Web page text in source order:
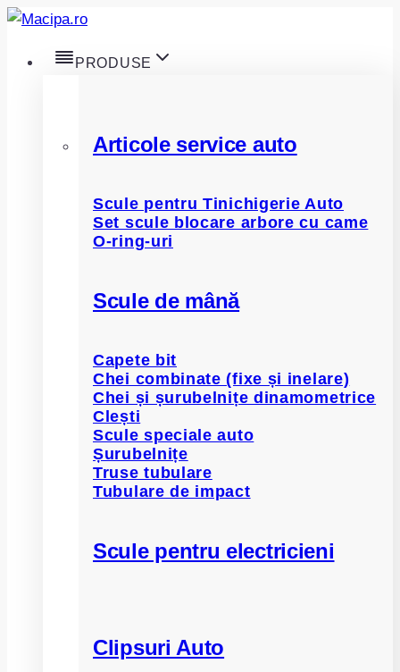
Skip
content
PRODUSE
Articole service auto
Scule pentru Tinichigerie Auto
Set scule blocare arbore cu came
O-ring-uri
Scule de mână
Capete bit
Chei combinate (fixe și inelare)
Chei și șurubelnițe dinamometrice
Clești
Scule speciale auto
Șurubelnițe
Truse tubulare
Tubulare de impact
Scule pentru electricieni
Clipsuri Auto